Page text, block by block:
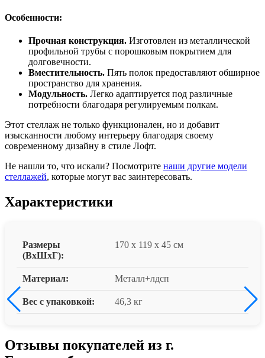
Особенности:
Прочная конструкция. Изготовлен из металлической
профильной трубы с порошковым покрытием для
долговечности.
Вместительность. Пять полок предоставляют обширное
пространство для хранения.
Модульность. Легко адаптируется под различные
потребности благодаря регулируемым полкам.
Этот стеллаж не только функционален, но и добавит
изысканности любому интерьеру благодаря своему
современному дизайну в стиле Лофт.
Не нашли то, что искали? Посмотрите наши другие модели
стеллажей, которые могут вас заинтересовать.
Характеристики
Размеры
(ВxШxГ):
170 x 119 x 45 см
Материал: Металл+лдсп
Вес с упаковкой: 46,3 кг
Отзывы покупателей из г.